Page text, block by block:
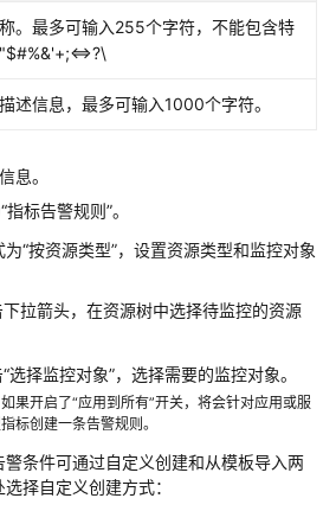
。最多可输入255个字符，不能包含特
述信息，最多可输入1000个字符。
息。
标告警规则”。
“按资源类型”，设置资源类型和监控对象
拉箭头，在资源树中选择待监控的资源
选择监控对象”，选择需要的监控对象。
果开启了“应用到所有”开关，将会针对应用或服
标创建一条告警规则。
条件可通过自定义创建和从模板导入两
择自定义创建方式：